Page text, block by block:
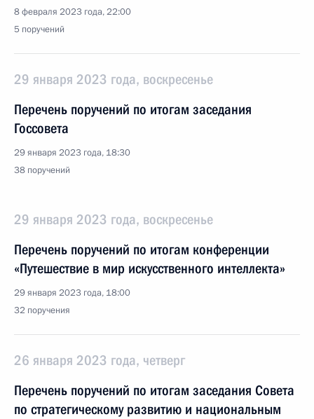
8 февраля 2023 года, 22:00
5 поручений
29 января 2023 года, воскресенье
Перечень поручений по итогам заседания
Госсовета
29 января 2023 года, 18:30
38 поручений
29 января 2023 года, воскресенье
Перечень поручений по итогам конференции
«Путешествие в мир искусственного интеллекта»
29 января 2023 года, 18:00
32 поручения
26 января 2023 года, четверг
Перечень поручений по итогам заседания Совета
по стратегическому развитию и национальным